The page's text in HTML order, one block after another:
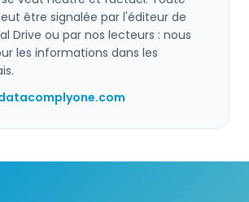
être signalée par l'éditeur de
Drive ou par nos lecteurs : nous
les informations dans les